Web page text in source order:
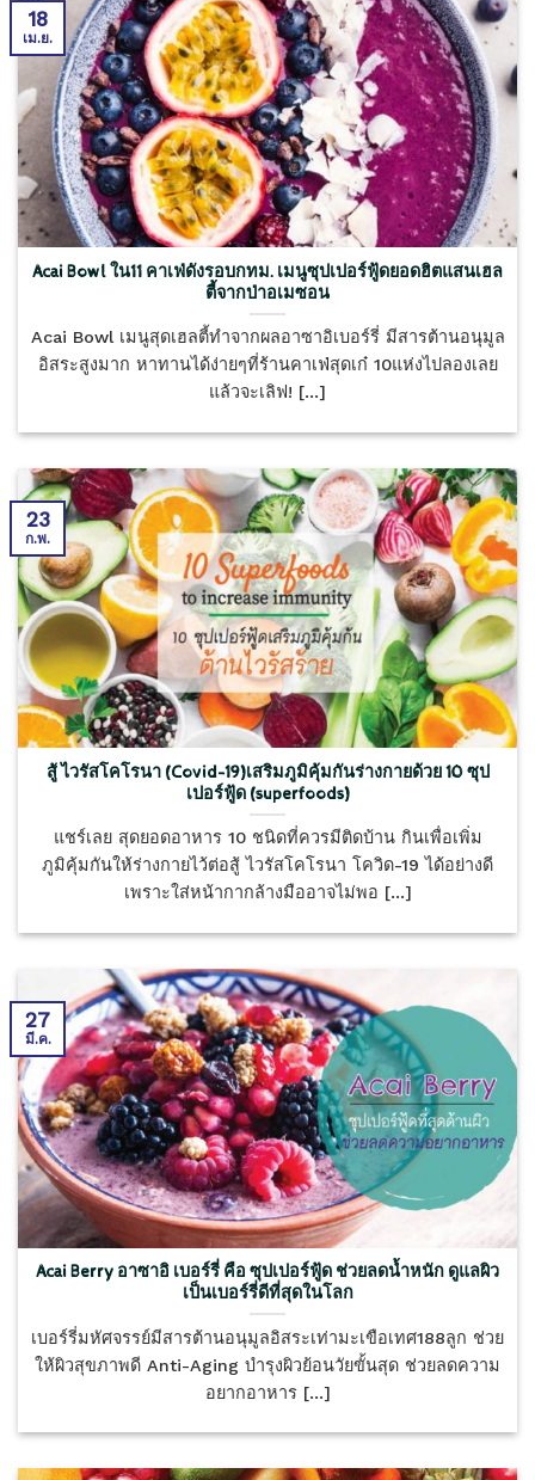
Acai Bowl ใน11 คาเฟ่ดังรอบกทม. เมนูซุปเปอร์ฟู้ดยอดฮิตแสนเฮล
ตี้จากป่าอเมซอน
Acai Bowl เมนูสุดเฮลตี้ทำจากผลอาซาอิเบอร์รี่ มีสารต้านอนุมูล
อิสระสูงมาก หาทานได้ง่ายๆที่ร้านคาเฟ่สุดเก๋ 10แห่งไปลองเลย
แล้วจะเลิฟ! [...]
18
เม.ย.
สู้ ไวรัสโคโรนา (Covid-19)เสริมภูมิคุ้มกันร่างกายด้วย 10 ซุป
เปอร์ฟู้ด (superfoods)
แชร์เลย สุดยอดอาหาร 10 ชนิดที่ควรมีติดบ้าน กินเพื่อเพิ่ม
ภูมิคุ้มกันให้ร่างกายไว้ต่อสู้ ไวรัสโคโรนา โควิด-19 ได้อย่างดี
เพราะใส่หน้ากากล้างมืออาจไม่พอ [...]
23
ก.พ.
Acai Berry อาซาอิ เบอร์รี่ คือ ซุปเปอร์ฟู้ด ช่วยลดน้ำหนัก ดูแลผิว
เป็นเบอร์รี่ดีที่สุดในโลก
เบอร์รี่มหัศจรรย์มีสารต้านอนุมูลอิสระเท่ามะเขือเทศ188ลูก ช่วย
ให้ผิวสุขภาพดี Anti-Aging บำรุงผิวย้อนวัยขั้นสุด ช่วยลดความ
อยากอาหาร [...]
27
มี.ค.